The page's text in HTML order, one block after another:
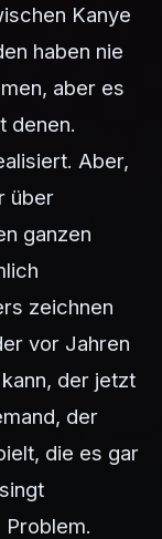
Kanye
haben nie
aber es
denen.
Aber,
über
ganzen
zeichnen
vor Jahren
der jetzt
der
die es gar